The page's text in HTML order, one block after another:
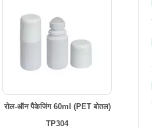
रोल-ऑन पैकेजिंग 60ml (PET बोतल)
TP304